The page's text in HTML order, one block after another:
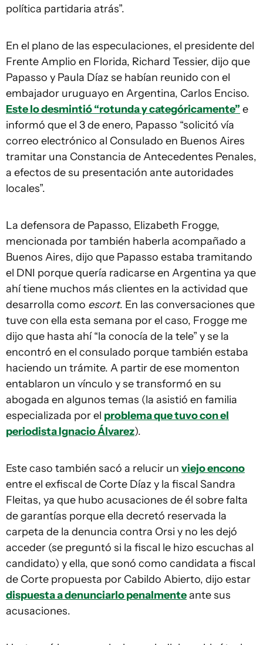
política partidaria atrás”.
En el plano de las especulaciones, el presidente del
Frente Amplio en Florida, Richard Tessier, dijo que
Papasso y Paula Díaz se habían reunido con el
embajador uruguayo en Argentina, Carlos Enciso.
Este lo desmintió “rotunda y categóricamente” e
informó que el 3 de enero, Papasso “solicitó vía
correo electrónico al Consulado en Buenos Aires
tramitar una Constancia de Antecedentes Penales,
a efectos de su presentación ante autoridades
locales”.
La defensora de Papasso, Elizabeth Frogge,
mencionada por también haberla acompañado a
Buenos Aires, dijo que Papasso estaba tramitando
el DNI porque quería radicarse en Argentina ya que
ahí tiene muchos más clientes en la actividad que
desarrolla como escort. En las conversaciones que
tuve con ella esta semana por el caso, Frogge me
dijo que hasta ahí “la conocía de la tele” y se la
encontró en el consulado porque también estaba
haciendo un trámite. A partir de ese momenton
entablaron un vínculo y se transformó en su
abogada en algunos temas (la asistió en familia
especializada por el problema que tuvo con el
periodista Ignacio Álvarez).
Este caso también sacó a relucir un viejo encono
entre el exfiscal de Corte Díaz y la fiscal Sandra
Fleitas, ya que hubo acusaciones de él sobre falta
de garantías porque ella decretó reservada la
carpeta de la denuncia contra Orsi y no les dejó
acceder (se preguntó si la fiscal le hizo escuchas al
candidato) y ella, que sonó como candidata a fiscal
de Corte propuesta por Cabildo Abierto, dijo estar
dispuesta a denunciarlo penalmenteante sus
acusaciones.